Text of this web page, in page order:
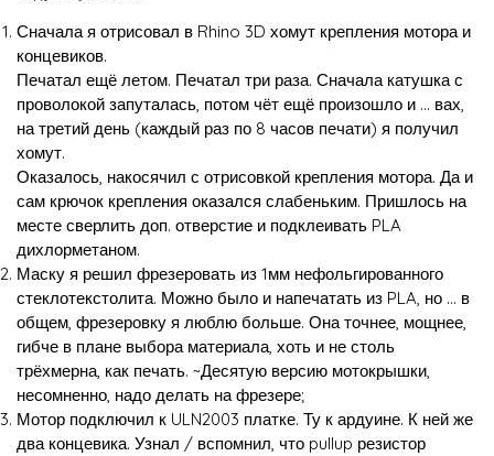
Сначала я отрисовал в Rhino 3D хомут крепления мотора и
концевиков.
Печатал ещё летом. Печатал три раза. Сначала катушка с
проволокой запуталась, потом чёт ещё произошло и … вах,
на третий день (каждый раз по 8 часов печати) я получил
хомут.
Оказалось, накосячил с отрисовкой крепления мотора. Да и
сам крючок крепления оказался слабеньким. Пришлось на
месте сверлить доп. отверстие и подклеивать PLA
дихлорметаном.
Маску я решил фрезеровать из 1мм нефольгированного
стеклотекстолита. Можно было и напечатать из PLA, но … в
общем, фрезеровку я люблю больше. Она точнее, мощнее,
гибче в плане выбора материала, хоть и не столь
трёхмерна, как печать. ~Десятую версию мотокрышки,
несомненно, надо делать на фрезере;
Мотор подключил к ULN2003 платке. Ту к ардуине. К ней же
два концевика. Узнал / вспомнил, что pullup резистор